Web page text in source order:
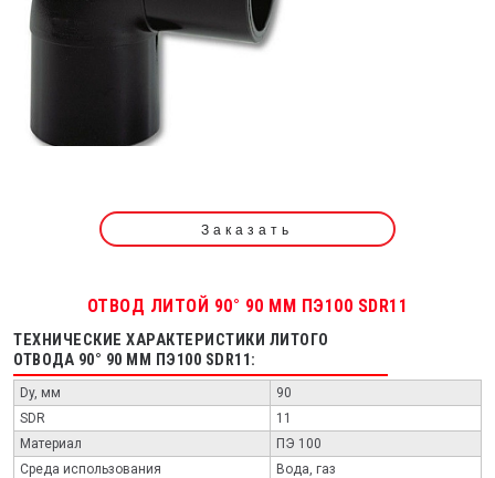
Заказать
ОТВОД ЛИТОЙ 90° 90 ММ ПЭ100 SDR11
ТЕХНИЧЕСКИЕ ХАРАКТЕРИСТИКИ ЛИТОГО
ОТВОДА 90° 90 ММ ПЭ100 SDR11:
Dy, мм
90
SDR
11
Материал
ПЭ 100
Среда использования
Вода, газ